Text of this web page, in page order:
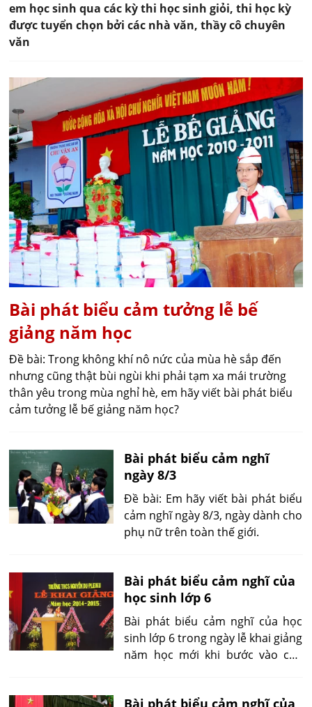
em học sinh qua các kỳ thi học sinh giỏi, thi học kỳ
được tuyển chọn bởi các nhà văn, thầy cô chuyên
văn
Bài phát biểu cảm tưởng lễ bế
giảng năm học
Đề bài: Trong không khí nô nức của mùa hè sắp đến
nhưng cũng thật bùi ngùi khi phải tạm xa mái trường
thân yêu trong mùa nghỉ hè, em hãy viết bài phát biểu
cảm tưởng lễ bế giảng năm học?
Bài phát biểu cảm nghĩ
ngày 8/3
Đề bài: Em hãy viết bài phát biểu
cảm nghĩ ngày 8/3, ngày dành cho
phụ nữ trên toàn thế giới.
Bài phát biểu cảm nghĩ của
học sinh lớp 6
Bài phát biểu cảm nghĩ của học
sinh lớp 6 trong ngày lễ khai giảng
năm học mới khi bước vào cấp
Bài phát biểu cảm nghĩ của